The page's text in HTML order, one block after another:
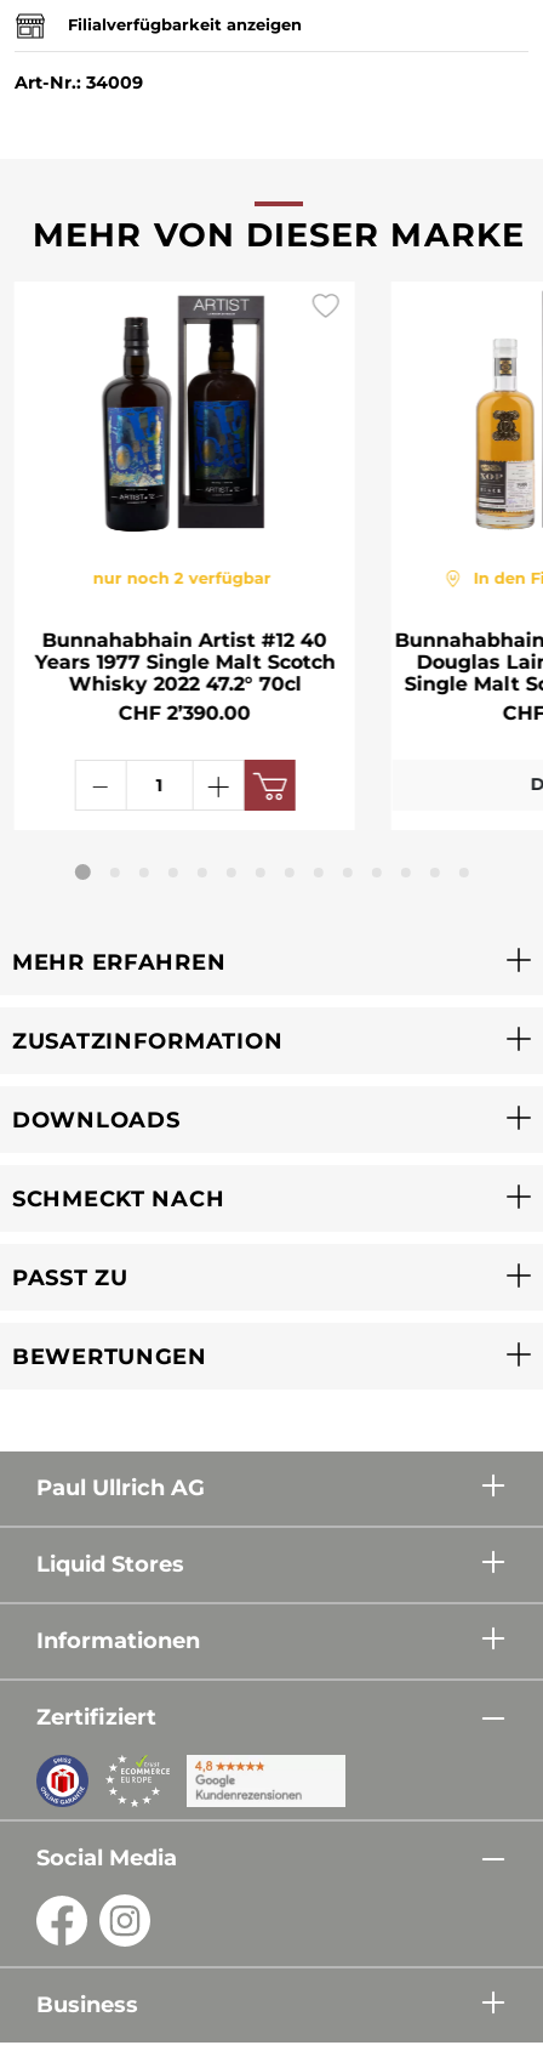
Filialverfügbarkeit anzeigen
Art-Nr.: 34009
MEHR VON DIESER MARKE
nur noch 2 verfügbar
Bunnahabhain Artist #12 40
Years 1977 Single Malt Scotch
Whisky 2022 47.2° 70cl
CHF 2’390.00
In den
Douglas
Single Malt
MEHR ERFAHREN
ZUSATZINFORMATION
DOWNLOADS
SCHMECKT NACH
PASST ZU
BEWERTUNGEN
Paul Ullrich AG
Liquid Stores
Informationen
Zertifiziert
Social Media
Business